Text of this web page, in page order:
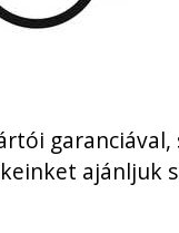
garanciával,
ajánljuk